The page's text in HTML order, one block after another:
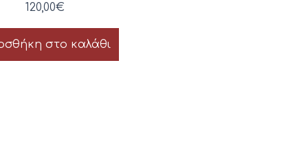
120,00€
στο καλάθι